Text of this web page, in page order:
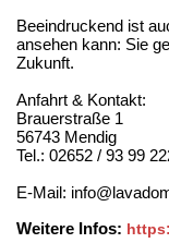
Beeindruckend ist
ansehen kann: Sie
Zukunft.
Anfahrt & Kontakt:
Brauerstraße 1
56743 Mendig
Tel.: 02652 / 93 99
E-Mail:
Weitere Infos: